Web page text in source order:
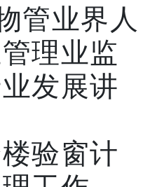
管业界人
理业监
发展讲
验窗计